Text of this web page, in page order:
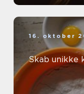
16. oktober
Skab unikke